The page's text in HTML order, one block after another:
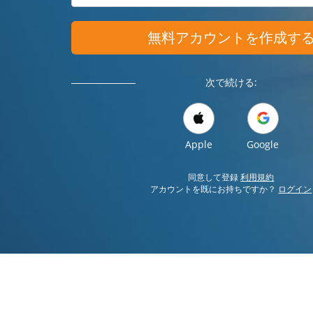
無料アカウントを作成す
次で続ける:
Apple Google
同意して登録利用規約
アカウントを既にお持ちですか？ ログイン